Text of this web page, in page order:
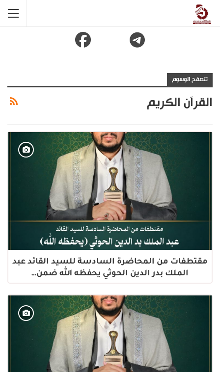
تتصفح الوسوم
القرآن الكريم
مقتطفات من المحاضرة السادسة للسيد القائد عبد
الملك بدر الدين الحوثي يحفظه الله ضمن…